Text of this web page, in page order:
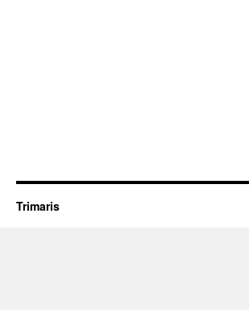
Trimaris